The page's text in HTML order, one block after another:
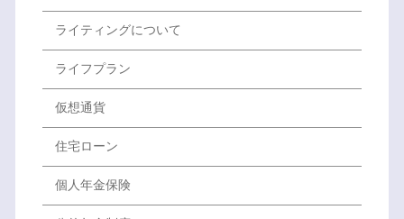
ライティングについて
ライフプラン
仮想通貨
住宅ローン
個人年金保険